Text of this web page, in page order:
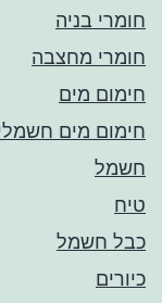
חומרי בניה
חומרי מחצבה
חימום מים
חימום מים
חשמל
טיח
כבל חשמל
כיורים